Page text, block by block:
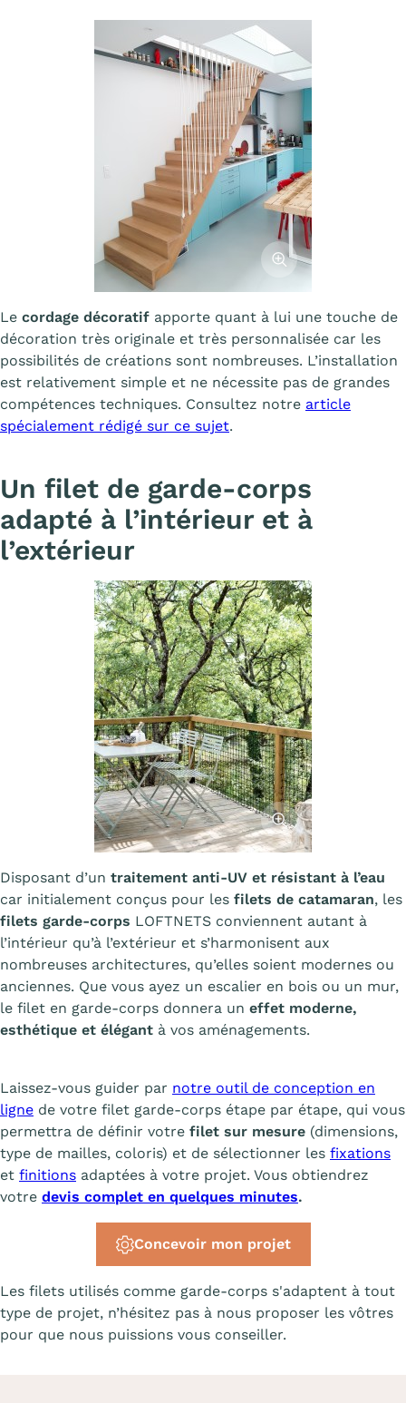
Afficher l'image
Le cordage décoratif apporte quant à lui une touche de
décoration très originale et très personnalisée car les
possibilités de créations sont nombreuses. L’installation
est relativement simple et ne nécessite pas de grandes
compétences techniques. Consultez notre article
spécialement rédigé sur ce sujet.
Un filet de garde-corps
adapté à l’intérieur et à
l’extérieur
Afficher l'image
Disposant d’un traitement anti-UV et résistant à l’eau
car initialement conçus pour les filets de catamaran, les
filets garde-corps LOFTNETS conviennent autant à
l’intérieur qu’à l’extérieur et s’harmonisent aux
nombreuses architectures, qu’elles soient modernes ou
anciennes. Que vous ayez un escalier en bois ou un mur,
le filet en garde-corps donnera un effet moderne,
esthétique et élégant à vos aménagements.
Laissez-vous guider par notre outil de conception en
ligne de votre filet garde-corps étape par étape, qui vous
permettra de définir votre filet sur mesure (dimensions,
type de mailles, coloris) et de sélectionner les fixations
et finitions adaptées à votre projet. Vous obtiendrez
votre devis complet en quelques minutes.
Concevoir mon projet
Les filets utilisés comme garde-corps s'adaptent à tout
type de projet, n’hésitez pas à nous proposer les vôtres
pour que nous puissions vous conseiller.